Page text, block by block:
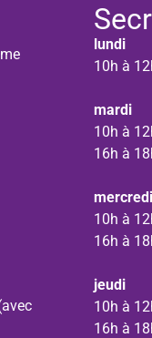
lundi
10h à
mardi
10h à
16h à
mercredi
10h à
16h à
jeudi
10h à
16h à